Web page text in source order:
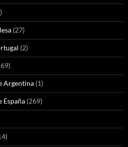
(27)
(2)
Argentina (1)
España (269)